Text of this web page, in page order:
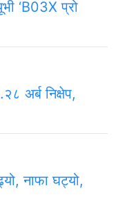
‘B03X प्रो
अर्ब निक्षेप,
नाफा घट्यो,